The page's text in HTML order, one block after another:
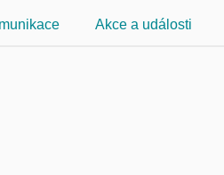
Akce a události